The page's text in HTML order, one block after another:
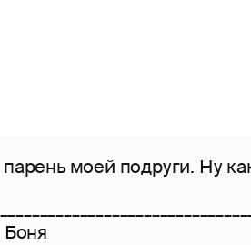
моей подруги. Ну
Боня